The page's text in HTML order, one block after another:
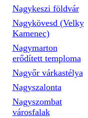
Nagykeszi földvár
Nagykövesd (Velky
Kamenec)
Nagymarton
erődített temploma
Nagyőr várkastélya
Nagyszalonta
Nagyszombat
városfalak